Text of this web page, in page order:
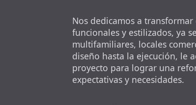
Nos dedicamos a
funcionales y estilizados, ya
multifamiliares, locales
diseño hasta la ejecución, le
proyecto para lograr una
expectativas y necesidades.